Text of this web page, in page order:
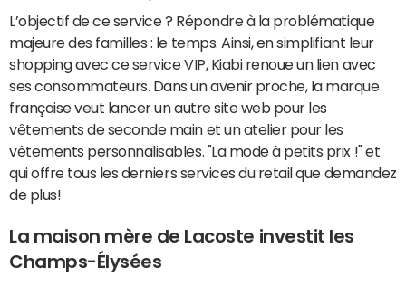
L’objectif de ce service ? Répondre à la problématique
majeure des familles : le temps. Ainsi, en simplifiant leur
shopping avec ce service VIP, Kiabi renoue un lien avec
ses consommateurs. Dans un avenir proche, la marque
française veut lancer un autre site web pour les
vêtements de seconde main et un atelier pour les
vêtements personnalisables. "La mode à petits prix !" et
qui offre tous les derniers services du retail que demandez
de plus!
La maison mère de Lacoste investit les
Champs-Élysées